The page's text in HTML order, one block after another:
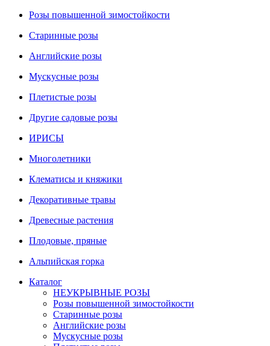
Розы повышенной зимостойкости
Старинные розы
Английские розы
Мускусные розы
Плетистые розы
Другие садовые розы
ИРИСЫ
Многолетники
Клематисы и княжики
Декоративные травы
Древесные растения
Плодовые, пряные
Альпийская горка
Каталог
НЕУКРЫВНЫЕ РОЗЫ
Розы повышенной зимостойкости
Старинные розы
Английские розы
Мускусные розы